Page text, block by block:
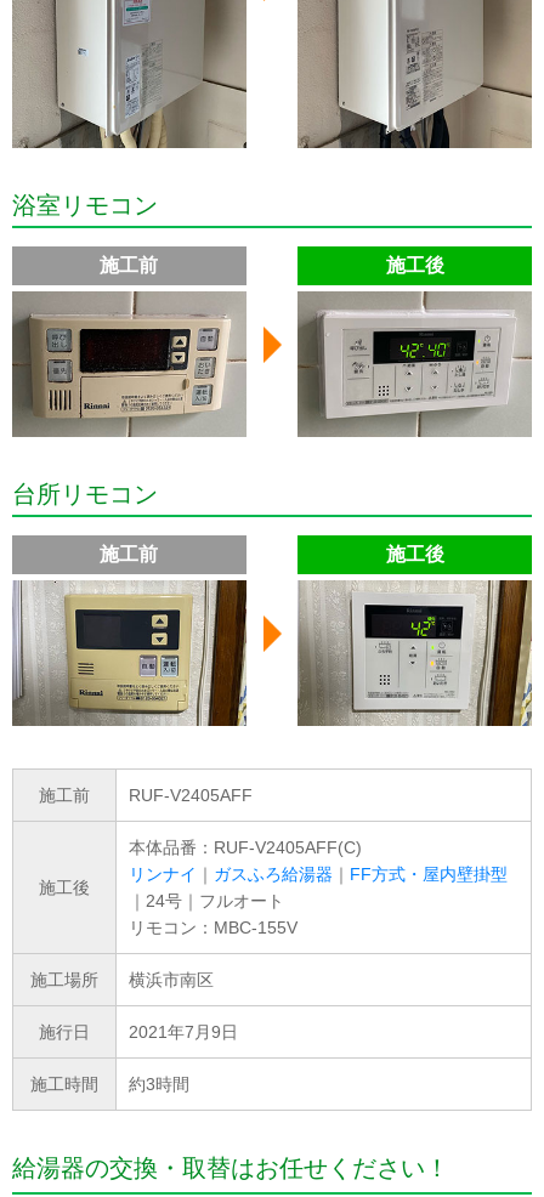
浴室リモコン
施工前 施工後
台所リモコン
施工前 施工後
施工前 RUF-V2405AFF
施工後
本体品番：RUF-V2405AFF(C)
リンナイ ｜ ガスふろ給湯器 ｜ FF方式・屋内壁掛型
｜24号｜フルオート
リモコン：MBC-155V
施工場所 横浜市南区
施行日 2021年7月9日
施工時間 約3時間
給湯器の交換・取替はお任せください！